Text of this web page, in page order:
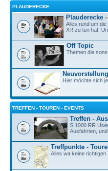
PLAUDERECKE
Plauderecke
Alles rund um
XR zu tun hat.
Off Topic
Themen die
Hier möchte sich
TREFFEN - TOUREN - EVENTS
Treffen -
S 1000 RR
Ausfahrten,
Treffpunkte -
Alles wa keine richtigen